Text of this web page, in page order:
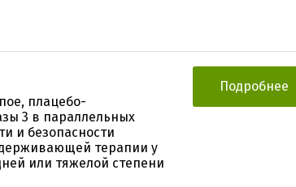
плацебо-
3 в параллельных
и безопасности
терапии у
или тяжелой степени
Подробнее